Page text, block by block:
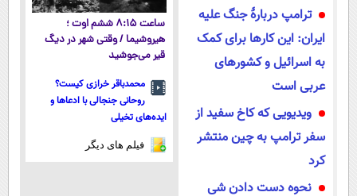
ترامپ دربارۀ جنگ علیه
ایران: این کار‌ها برای کمک
به اسرائیل و کشور‌های
عربی است
ویدیویی که کاخ سفید از
سفر ترامپ به چین منتشر
کرد
نحوه دست دادن شی
ساعت ۸:۱۵ ششم اوت ؛
هیروشیما / وقتی شهر در دیگ
قیر می‌جوشید
محمدباقر خرازی کیست؟
روحانی جنجالی با ادعاها و
ایده‌های تخیلی
فیلم های دیگر